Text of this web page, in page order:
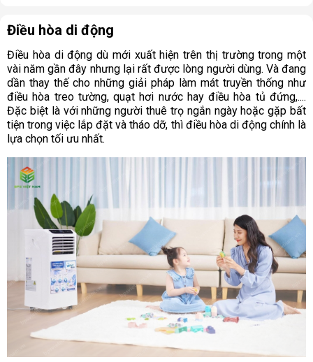
Điều hòa di động
Điều hòa di động dù mới xuất hiện trên thị trường trong một
vài năm gần đây nhưng lại rất được lòng người dùng. Và đang
dần thay thế cho những giải pháp làm mát truyền thống như
điều hòa treo tường, quạt hơi nước hay điều hòa tủ đứng,....
Đặc biệt là với những người thuê trọ ngắn ngày hoặc gặp bất
tiện trong việc lắp đặt và tháo dỡ, thì điều hòa di động chính là
lựa chọn tối ưu nhất.